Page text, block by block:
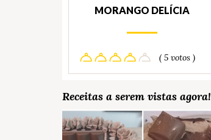
MORANGO DELÍCIA
( 5 votos )
Receitas a serem vistas agora!